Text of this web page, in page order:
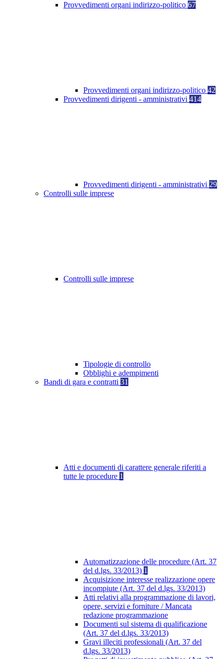
Provvedimenti organi indirizzo-politico 67
Provvedimenti organi indirizzo-politico 42
Provvedimenti dirigenti - amministrativi 414
Provvedimenti dirigenti - amministrativi 29
Controlli sulle imprese
Controlli sulle imprese
Tipologie di controllo
Obblighi e adempimenti
Bandi di gara e contratti 31
Atti e documenti di carattere generale riferiti a
tutte le procedure 1
Automatizzazione delle procedure (Art. 37
del d.lgs. 33/2013) 1
Acquisizione interesse realizzazione opere
incompiute (Art. 37 del d.lgs. 33/2013)
Atti relativi alla programmazione di lavori,
opere, servizi e forniture / Mancata
redazione programmazione
Documenti sul sistema di qualificazione
(Art. 37 del d.lgs. 33/2013)
Gravi illeciti professionali (Art. 37 del
d.lgs. 33/2013)